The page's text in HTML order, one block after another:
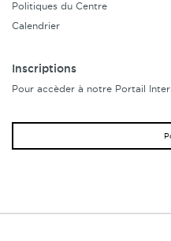
Politiques du Centre
Calendrier
Inscriptions
Pour accèder à notre Portail